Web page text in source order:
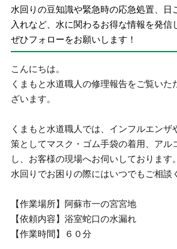
水回りの豆知識や緊急時の応急処置、日
入れなど、水に関わるお得な情報を発信
ぜひフォローをお願いします！
こんにちは。
くまもと水道職人の修理報告をご覧いた
ざいます。
くまもと水道職人では、インフルエンザ
策としてマスク・ゴム手袋の着用、アル
し、お客様の現場へお伺いしております。
水回りでお困りの際にはいつでもご相談
【作業場所】阿蘇市一の宮宮地
【依頼内容】浴室蛇口の水漏れ
【作業時間】６０分